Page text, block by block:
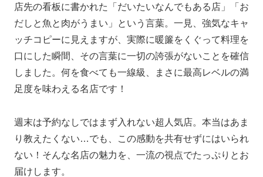
店先の看板に書かれた「だいたいなんでもある店」「お
だしと魚と肉がうまい」という言葉。一見、強気なキャ
ッチコピーに見えますが、実際に暖簾をくぐって料理を
口にした瞬間、その言葉に一切の誇張がないことを確信
しました。何を食べても一線級、まさに最高レベルの満
足度を味わえる名店です！
週末は予約なしではまず入れない超人気店。本当はあま
り教えたくない…でも、この感動を共有せずにはいられ
ない！そんな名店の魅力を、一流の視点でたっぷりとお
届けします。